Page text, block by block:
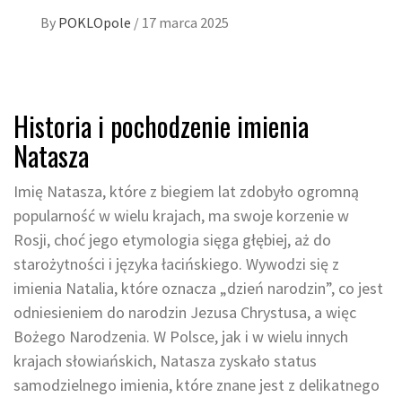
By POKLOpole / 17 marca 2025
Historia i pochodzenie imienia
Natasza
Imię Natasza, które z biegiem lat zdobyło ogromną
popularność w wielu krajach, ma swoje korzenie w
Rosji, choć jego etymologia sięga głębiej, aż do
starożytności i języka łacińskiego. Wywodzi się z
imienia Natalia, które oznacza „dzień narodzin”, co jest
odniesieniem do narodzin Jezusa Chrystusa, a więc
Bożego Narodzenia. W Polsce, jak i w wielu innych
krajach słowiańskich, Natasza zyskało status
samodzielnego imienia, które znane jest z delikatnego